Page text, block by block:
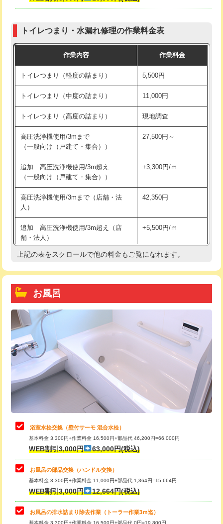
トイレつまり・水漏れ修理の作業料金表
作業内容 作業料金
トイレつまり（軽度の詰まり） 5,500円
トイレつまり（中度の詰まり） 11,000円
トイレつまり（高度の詰まり） 現地調査
高圧洗浄機使用/3mまで
（一般向け（戸建て・集合））
27,500円～
追加 高圧洗浄機使用/3m超え
（一般向け（戸建て・集合））
+3,300円/ｍ
高圧洗浄機使用/3mまで（店舗・法
人）
42,350円
追加 高圧洗浄機使用/3m超え（店
舗・法人）
+5,500円/ｍ
高度高圧洗浄換 現地調査
トーラー機使用/3mまで
追加トーラー機使用/3m超え
カメラ調査 33,000円
桝清掃 8,800円
止水・漏水調査・防水処理・清掃・修
理・調整・分解・加工など（軽作業）
止水・漏水調査・防水処理・清掃・修
理・調整・分解・加工など（中作業）
22,000円
止水・漏水調査・防水処理・清掃・修
理・調整・分解・加工など（重作業）
33,000円
トイレタンク脱着
トイレ便器脱着
タンクレストイレ脱着 33,000円
上記の表をスクロールで他の料金もご覧になれます。
お風呂
浴室水栓交換（壁付サーモ 混合水栓）
基本料金 3,300円+作業料金 16,500円+部品代 46,200円=66,000円
WEB割引3,000円 63,000円(税込)
お風呂の部品交換（ハンドル交換）
基本料金 3,300円+作業料金 11,000円+部品代 1,364円=15,664円
WEB割引3,000円 12,664円(税込)
お風呂の排水詰まり除去作業（トーラー作業3ｍ迄）
基本料金 3,300円+作業料金 16,500円+部品代 0円=19,800円